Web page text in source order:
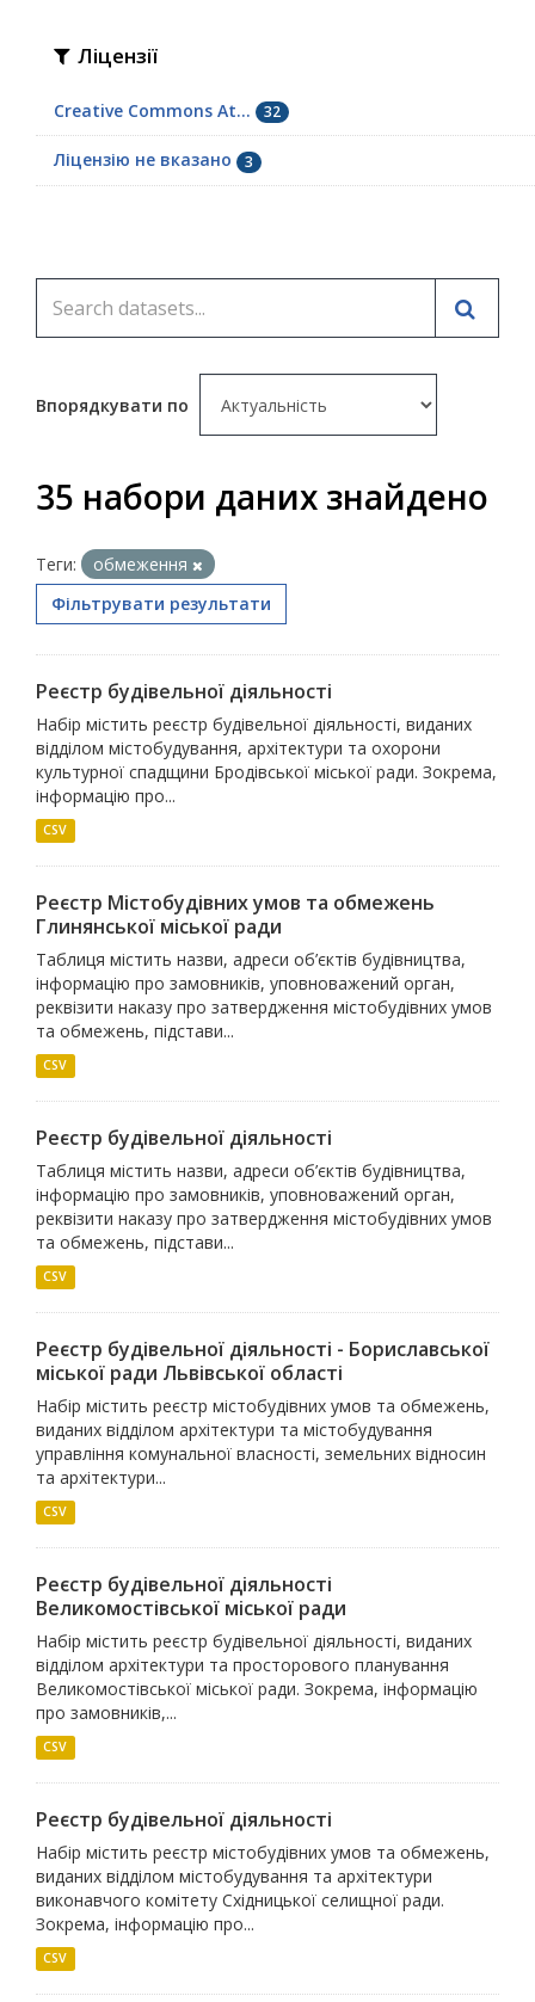
Ліцензії
Creative Commons At... 32
Ліцензію не вказано 3
Впорядкувати по
35 набори даних знайдено
Теги:
обмеження
Фільтрувати результати
Реєстр будівельної діяльності
Набір містить реєстр будівельної діяльності, виданих
відділом містобудування, архітектури та охорони
культурної спадщини Бродівської міської ради. Зокрема,
інформацію про...
CSV
Реєстр Містобудівних умов та обмежень
Глинянської міської ради
Таблиця містить назви, адреси об’єктів будівництва,
інформацію про замовників, уповноважений орган,
реквізити наказу про затвердження містобудівних умов
та обмежень, підстави...
CSV
Реєстр будівельної діяльності
Таблиця містить назви, адреси об’єктів будівництва,
інформацію про замовників, уповноважений орган,
реквізити наказу про затвердження містобудівних умов
та обмежень, підстави...
CSV
Реєстр будівельної діяльності - Бориславської
міської ради Львівської області
Набір містить реєстр містобудівних умов та обмежень,
виданих відділом архітектури та містобудування
управління комунальної власності, земельних відносин
та архітектури...
CSV
Реєстр будівельної діяльності
Великомостівської міської ради
Набір містить реєстр будівельної діяльності, виданих
відділом архітектури та просторового планування
Великомостівської міської ради. Зокрема, інформацію
про замовників,...
CSV
Реєстр будівельної діяльності
Набір містить реєстр містобудівних умов та обмежень,
виданих відділом містобудування та архітектури
виконавчого комітету Східницької селищної ради.
Зокрема, інформацію про...
CSV